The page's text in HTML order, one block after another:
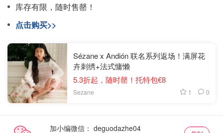
库存有限，随时售罄！
点击购买>>
Sézane x Andión 联名系列返场！满屏花
卉刺绣+法式慵懒
5.3折起，随时罄！托特包€8
Sezane 1 0
加小编微信：